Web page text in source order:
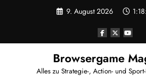
9. August 2026
Browsergame
Alles zu Strategie-, Action- und